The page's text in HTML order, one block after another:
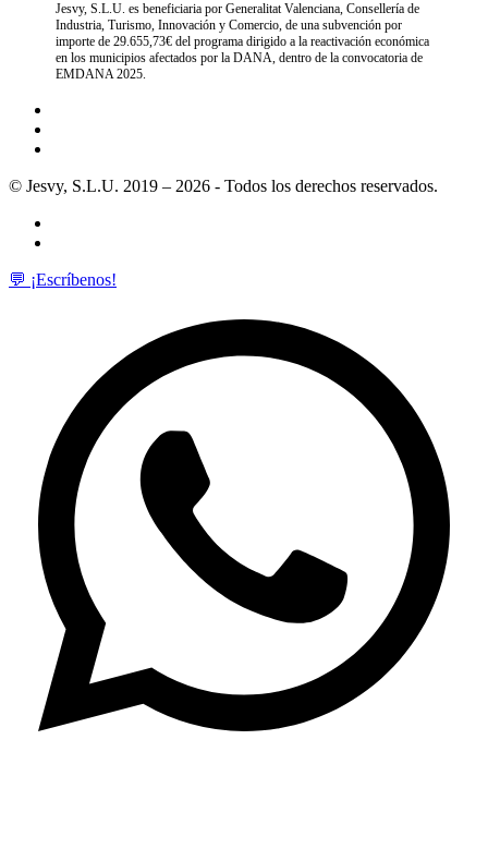
Jesvy, S.L.U. es beneficiaria por Generalitat Valenciana, Consellería de
Industria, Turismo, Innovación y Comercio, de una subvención por
importe de 29.655,73€ del programa dirigido a la reactivación económica
en los municipios afectados por la DANA, dentro de la convocatoria de
EMDANA 2025.
© Jesvy, S.L.U. 2019 – 2026 - Todos los derechos reservados.
💬 ¡Escríbenos!